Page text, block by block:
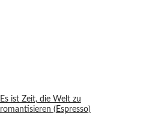
Es ist Zeit, die Welt zu
romantisieren (Espresso)